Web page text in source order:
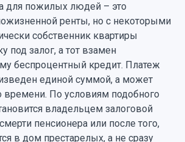
для пожилых людей – это
ренты, но с некоторыми
собственник квартиры
под залог, а тот взамен
беспроцентный кредит. Платеж
единой суммой, а может
времени. По условиям подобного
владельцем залоговой
пенсионера или после того,
в дом престарелых, а не сразу